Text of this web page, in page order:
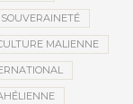
MALIENNE